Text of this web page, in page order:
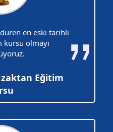
en eski tarihli
kursu olmayı
Eğitim